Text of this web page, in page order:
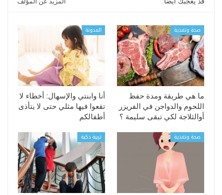
صحة وتغذية
ما هي طريقة ومدة حفظ
اللحوم والدواجن في الفريزر
أوالثلاجة لكي تبقى سليمة ؟
المدونة
أنا وابنتي والإسهال: أخطاء لا
تقعوا فيها مثلي حتى لا يتأذى
أطفالكم
صحة وتغذية تربية ذكية